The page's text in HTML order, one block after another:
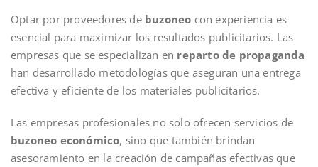
Optar por proveedores de buzoneo con experiencia es
esencial para maximizar los resultados publicitarios. Las
empresas que se especializan en reparto de propaganda
han desarrollado metodologías que aseguran una entrega
efectiva y eficiente de los materiales publicitarios.
Las empresas profesionales no solo ofrecen servicios de
buzoneo económico, sino que también brindan
asesoramiento en la creación de campañas efectivas que